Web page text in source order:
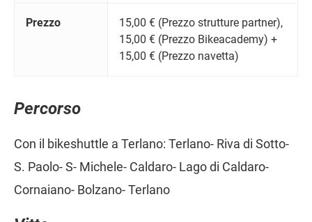
Prezzo
15,00 € (Prezzo strutture partner),
15,00 € (Prezzo Bikeacademy) +
15,00 € (Prezzo navetta)
Percorso
Con il bikeshuttle a Terlano: Terlano- Riva di Sotto-
S. Paolo- S- Michele- Caldaro- Lago di Caldaro-
Cornaiano- Bolzano- Terlano